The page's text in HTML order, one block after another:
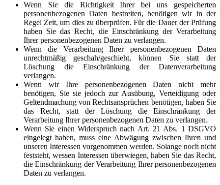
Wenn Sie die Richtigkeit Ihrer bei uns gespeicherten
personenbezogenen Daten bestreiten, benötigen wir in der
Regel Zeit, um dies zu überprüfen. Für die Dauer der Prüfung
haben Sie das Recht, die Einschränkung der Verarbeitung
Ihrer personenbezogenen Daten zu verlangen.
Wenn die Verarbeitung Ihrer personenbezogenen Daten
unrechtmäßig geschah/geschieht, können Sie statt der
Löschung die Einschränkung der Datenverarbeitung
verlangen.
Wenn wir Ihre personenbezogenen Daten nicht mehr
benötigen, Sie sie jedoch zur Ausübung, Verteidigung oder
Geltendmachung von Rechtsansprüchen benötigen, haben Sie
das Recht, statt der Löschung die Einschränkung der
Verarbeitung Ihrer personenbezogenen Daten zu verlangen.
Wenn Sie einen Widerspruch nach Art. 21 Abs. 1 DSGVO
eingelegt haben, muss eine Abwägung zwischen Ihren und
unseren Interessen vorgenommen werden. Solange noch nicht
feststeht, wessen Interessen überwiegen, haben Sie das Recht,
die Einschränkung der Verarbeitung Ihrer personenbezogenen
Daten zu verlangen.